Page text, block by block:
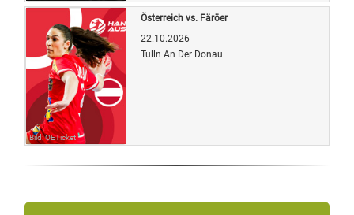
Bild: OETicket
Österreich vs. Färöer
22.10.2026
Tulln An Der Donau